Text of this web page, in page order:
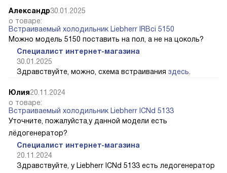
Александр30.01.2025
о товаре:
Встраиваемый холодильник Liebherr IRBci 5150
Можно модель 5150 поставить на пол, а не на цоколь?
Специалист интернет-магазина
30.01.2025
Здравствуйте, можно, схема встраивания здесь
Юлия20.11.2024
о товаре:
Встраиваемый холодильник Liebherr ICNd 5133
Уточните, пожалуйста,у данной модели есть
лёдогенератор?
Специалист интернет-магазина
20.11.2024
Здравствуйте, у Liebherr ICNd 5133 есть ледогенератор